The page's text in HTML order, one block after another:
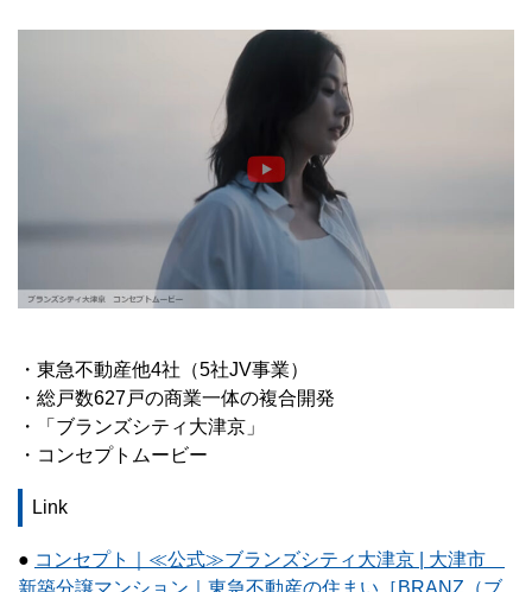
・東急不動産他4社（5社JV事業）
・総戸数627戸の商業一体の複合開発
・「ブランズシティ大津京」
・コンセプトムービー
Link
● コンセプト｜≪公式≫ブランズシティ大津京 | 大津市
新築分譲マンション｜東急不動産の住まい［BRANZ（ブ